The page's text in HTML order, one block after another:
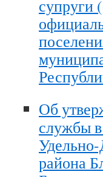
супруги
Об
службы
района